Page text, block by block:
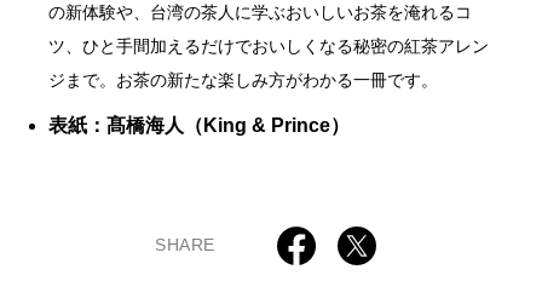
の新体験や、台湾の茶人に学ぶおいしいお茶を淹れるコ
ツ、ひと手間加えるだけでおいしくなる秘密の紅茶アレン
ジまで。お茶の新たな楽しみ方がわかる一冊です。
表紙：髙橋海人（King & Prince）
SHARE